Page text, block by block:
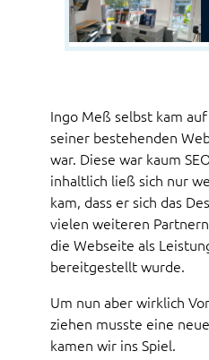
Ingo Meß selbst kam
seiner bestehenden
war. Diese war kaum
inhaltlich ließ sich nur
kam, dass er sich das
vielen weiteren
die Webseite als
bereitgestellt wurde.
Um nun aber wirklich
ziehen musste eine
kamen wir ins Spiel.